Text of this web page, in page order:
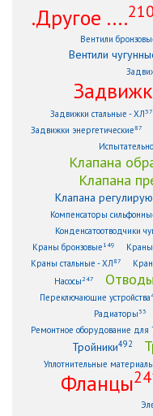
.Другое ....
Вентили
Вентили
Задвижки стальные - ХЛ
Задвижки энергетические87
Клапана
Клапана
Клапана
Компенсаторы
Конденсатоотводчики
Краны бронзовые149
Краны стальные - ХЛ87
Насосы 247 Отводы
Переключающие устройства
Радиаторы33
Ремонтное оборудование для
Тройники492
Уплотнительные материалы
Фланцы